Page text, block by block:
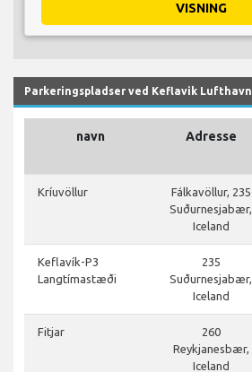
VISNING
Parkeringspladser ved Keflavik Lufthavn
navn Adresse
Kríuvöllur
Fálkavöllur, 235
Suðurnesjabær,
Iceland
Keflavík-P3
Langtímastæði
235
Suðurnesjabær,
Iceland
Fitjar
260
Reykjanesbær,
Iceland